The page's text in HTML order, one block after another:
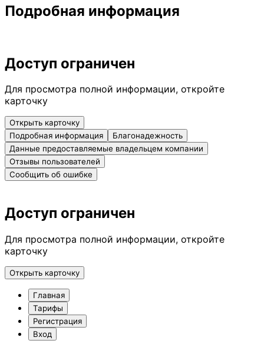
Подробная информация
Доступ ограничен
Для просмотра полной информации, откройте
карточку
Открыть карточку
Подробная информация
Благонадежность
Данные предоставляемые владельцем компании
Отзывы пользователей
Сообщить об ошибке
Доступ ограничен
Для просмотра полной информации, откройте
карточку
Открыть карточку
Главная
Тарифы
Регистрация
Вход